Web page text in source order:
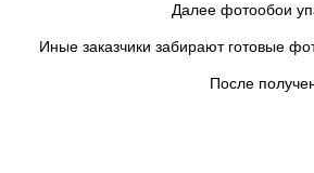
Далее фотообои
Иные заказчики забирают готовые
После